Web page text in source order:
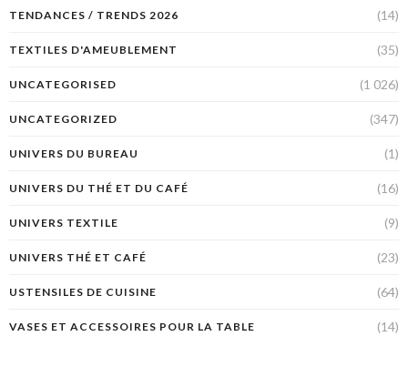
TENDANCES / TRENDS 2026 (14)
TEXTILES D'AMEUBLEMENT (35)
UNCATEGORISED (1 026)
UNCATEGORIZED (347)
UNIVERS DU BUREAU (1)
UNIVERS DU THÉ ET DU CAFÉ (16)
UNIVERS TEXTILE (9)
UNIVERS THÉ ET CAFÉ (23)
USTENSILES DE CUISINE (64)
VASES ET ACCESSOIRES POUR LA TABLE (14)